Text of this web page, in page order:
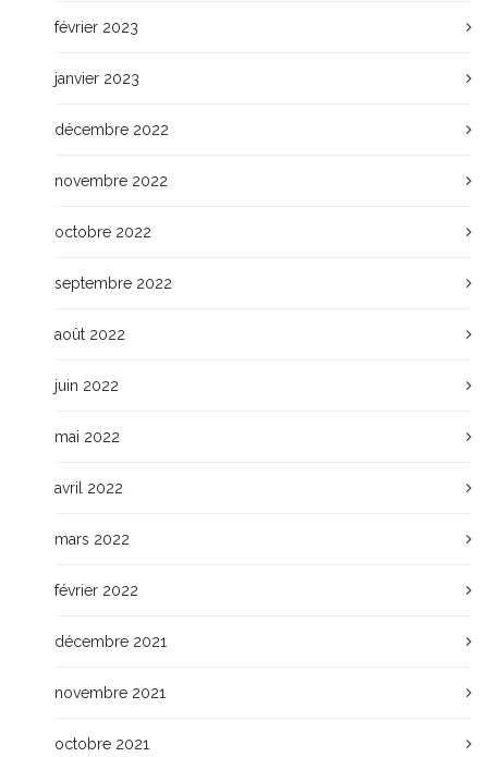
février 2023
janvier 2023
décembre 2022
novembre 2022
octobre 2022
septembre 2022
août 2022
juin 2022
mai 2022
avril 2022
mars 2022
février 2022
décembre 2021
novembre 2021
octobre 2021